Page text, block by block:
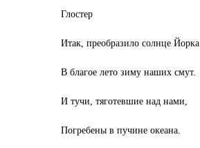
Глостер
Итак, преобразило солнце Йорка
В благое лето зиму наших смут.
И тучи, тяготевшие над нами,
Погребены в пучине океана.